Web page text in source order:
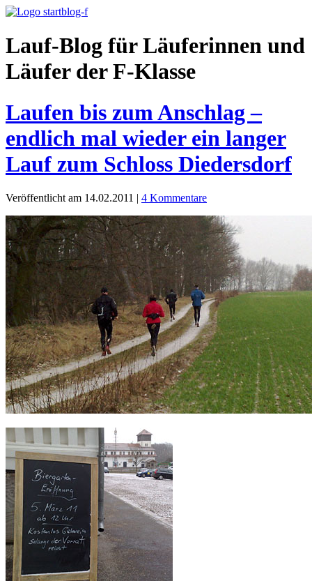
Lauf-Blog für Läuferinnen und
Läufer der F-Klasse
Laufen bis zum Anschlag –
endlich mal wieder ein langer
Lauf zum Schloss Diedersdorf
Veröffentlicht am 14.02.2011 | 4 Kommentare